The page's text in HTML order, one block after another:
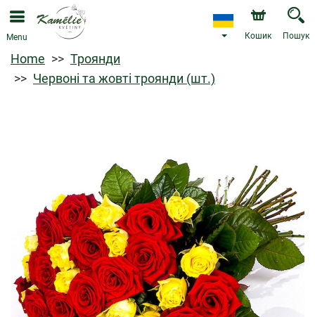
Menu Кошик Пошук
Home
Троянди
Червоні та жовті троянди (шт.)